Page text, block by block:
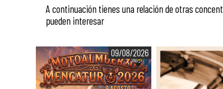
A continuación tienes una relación de otras
pueden interesar
09/08/2026